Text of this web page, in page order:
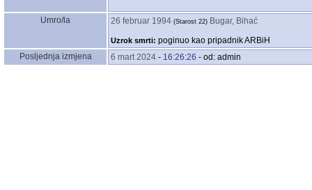
Umro/la 26 februar 1994 ‎(Starost 22)‎ Bugar, Bihać
Uzrok smrti: poginuo kao pripadnik ARBiH
Posljednja izmjena
6 mart 2024 - 16:26:26 - od: admin